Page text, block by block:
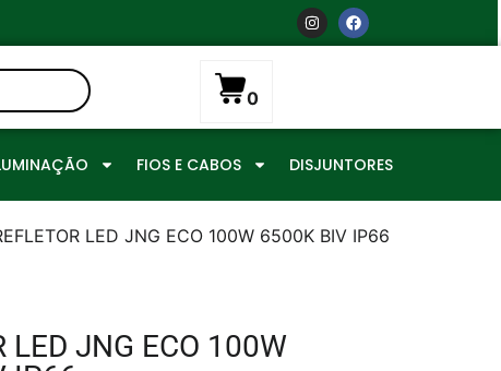
0
FIOS E CABOS DISJUNTORES
LED JNG ECO 100W 6500K BIV IP66
LED JNG ECO 100W